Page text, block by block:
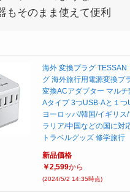
もそのまま使えて便利
海外 変換プラグ TESSAN
グ 海外旅行用電源変換プ
変換ACアダプター マル
Aタイプ 3つUSB-Aと１つ
ヨーロッパ/韓国/イギリス
ラリア/中国などの国に対
トラベルグッズ 修学旅行
新品価格
￥2,599から
(2024/5/2 14:35時点)